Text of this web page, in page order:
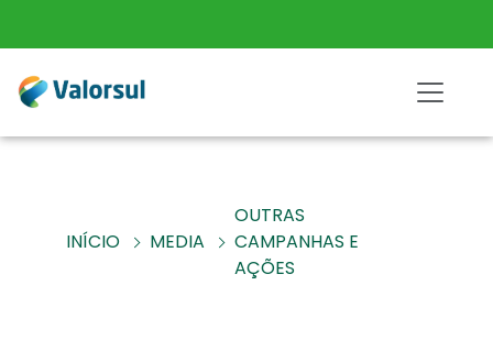
INÍCIO MEDIA
OUTRAS
CAMPANHAS E
AÇÕES